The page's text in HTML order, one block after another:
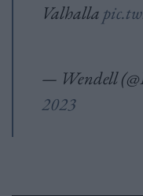
Valhalla
— Wendell
2023